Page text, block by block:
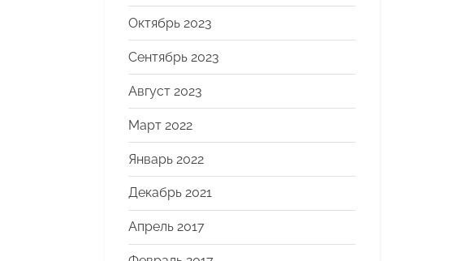
Октябрь 2023
Сентябрь 2023
Август 2023
Март 2022
Январь 2022
Декабрь 2021
Апрель 2017